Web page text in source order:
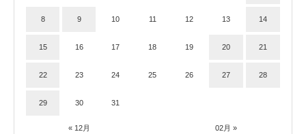
« 12月 02月 »
8 9 10 11 12 13 14
15 16 17 18 19 20 21
22 23 24 25 26 27 28
29 30 31